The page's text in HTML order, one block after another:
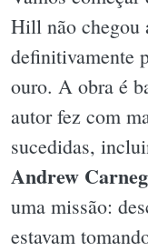
Hill não chegou
definitivamente
ouro. A obra é
autor fez com
sucedidas,
Andrew
uma missão:
estavam